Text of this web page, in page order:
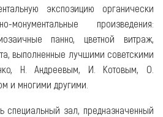
экспозицию органически
монументальные произведения:
панно, цветной витраж,
выполненные лучшими советскими
Н. Андреевым, И. Котовым, О.
и многими другими.
специальный зал, предназначенный